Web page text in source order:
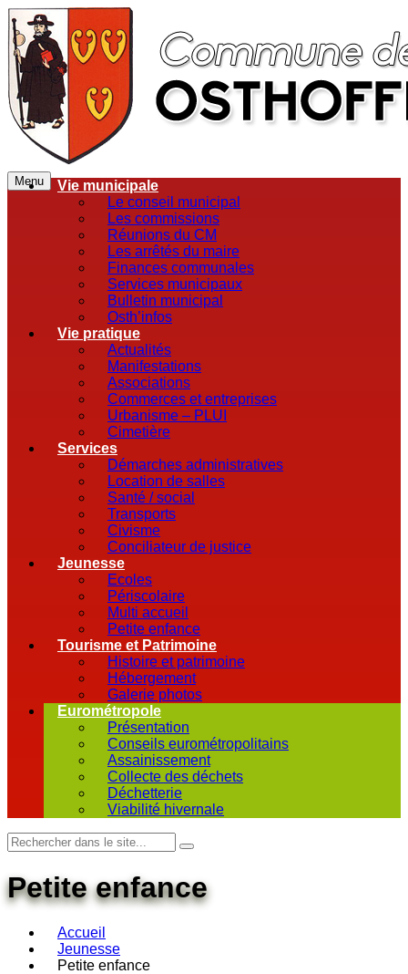
Menu
Vie municipale
Le conseil municipal
Les commissions
Réunions du CM
Les arrêtés du maire
Finances communales
Services municipaux
Bulletin municipal
Osth’infos
Vie pratique
Actualités
Manifestations
Associations
Commerces et entreprises
Urbanisme – PLUI
Cimetière
Services
Démarches administratives
Location de salles
Santé / social
Transports
Civisme
Conciliateur de justice
Jeunesse
Ecoles
Périscolaire
Multi accueil
Petite enfance
Tourisme et Patrimoine
Histoire et patrimoine
Hébergement
Galerie photos
Eurométropole
Présentation
Conseils eurométropolitains
Assainissement
Collecte des déchets
Déchetterie
Viabilité hivernale
Petite enfance
Accueil
Jeunesse
Petite enfance